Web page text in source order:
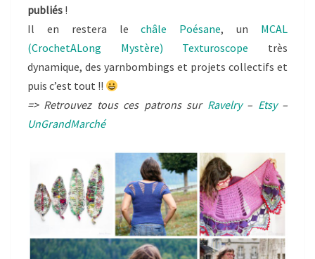
publiés !
Il en restera lechâle Poésane, un MCAL
(CrochetALong Mystère) Texturoscope très
dynamique, des yarnbombings et projets collectifs et
puis c’est tout !!
=> Retrouvez tous ces patrons sur Ravelry– Etsy–
UnGrandMarché